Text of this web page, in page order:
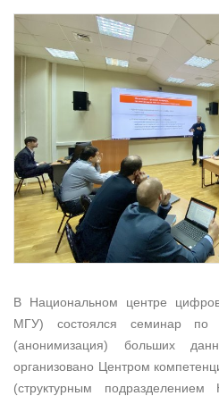
В Национальном центре
МГУ) состоялся семинар по
(анонимизация) больших
организовано Центром
(структурным